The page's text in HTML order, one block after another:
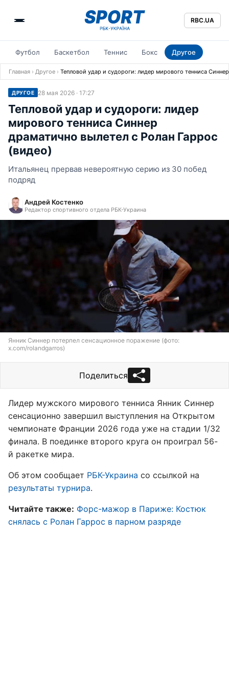
RBC.UA
Футбол Баскетбол Теннис Бокс Другое
Главная › Другое › Тепловой удар и судороги: лидер мирового тенниса
ДРУГОЕ 28 мая 2026 · 17:27
Тепловой удар и судороги: лидер
мирового тенниса Синнер
драматично вылетел с Ролан Гаррос
(видео)
Итальянец прервав невероятную серию из 30 побед
подряд
Андрей Костенко
Редактор спортивного отдела РБК-Украина
Янник Синнер потерпел сенсационное поражение (фото:
x.com/rolandgarros)
Поделиться
Лидер мужского мирового тенниса Янник Синнер
сенсационно завершил выступления на Открытом
чемпионате Франции 2026 года уже на стадии 1/32
финала. В поединке второго круга он проиграл 56-
й ракетке мира.
Об этом сообщает РБК-Украина со ссылкой на
результаты турнира.
Читайте также: Форс-мажор в Париже: Костюк
снялась с Ролан Гаррос в парном разряде